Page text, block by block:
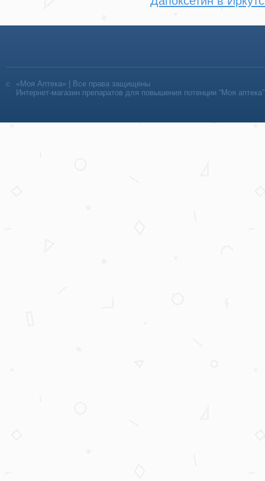
«Моя Аптека» | Все права защищены
Интернет-магазин препаратов для повышения потенции “Моя